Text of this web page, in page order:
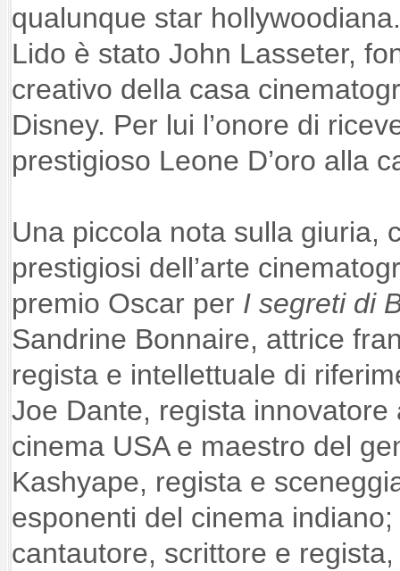
qualunque star
Lido è stato John Lasseter,
creativo della casa
Disney. Per lui l’onore di
prestigioso Leone D’oro alla
Una piccola nota sulla giuria,
prestigiosi dell’arte
premio Oscar per I segreti di
Sandrine Bonnaire, attrice
regista e intellettuale di
Joe Dante, regista
cinema USA e maestro del
Kashyape, regista e
esponenti del cinema
cantautore, scrittore e